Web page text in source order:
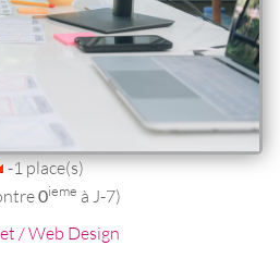
-1 place(s)
0ieme à J-7)
/ Web Design